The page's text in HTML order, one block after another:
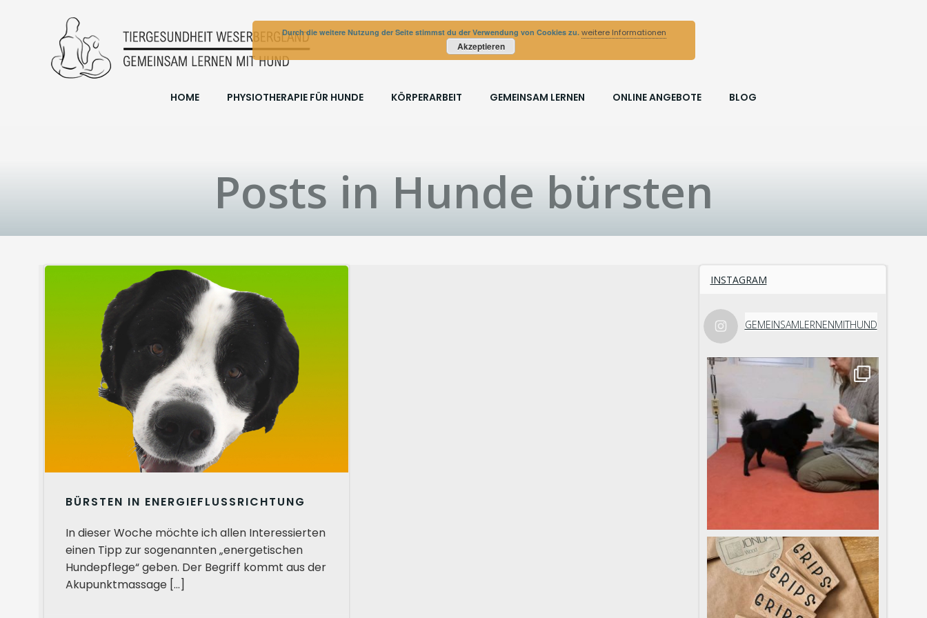
HOME PHYSIOTHERAPIE FÜR HUNDE KÖRPERARBEIT GEMEINSAM LERNEN ONLINE ANGEBOTE BLOG
Posts in Hunde bürsten
BÜRSTEN IN ENERGIEFLUSSRICHTUNG
In dieser Woche möchte ich allen Interessierten
einen Tipp zur sogenannten „energetischen
Hundepflege“ geben. Der Begriff kommt aus der
Akupunktmassage […]
INSTAGRAM
GEMEINSAMLERNENMITHUND
Durch die weitere Nutzung der Seite stimmst du der Verwendung von Cookies zu. weitere Informationen
Akzeptieren